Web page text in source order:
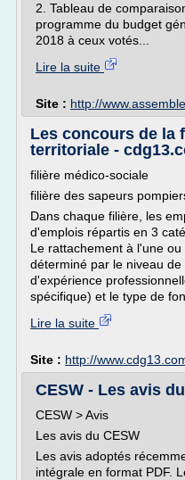
2. Tableau de
programme du budget
2018 à ceux votés...
Lire la suite
Site : http://
Les concours de la
territoriale -
filière médico-sociale
filière des sapeurs
Dans chaque filière, les
d'emplois répartis en 3
Le rattachement à l'une
déterminé par le niveau
d'expérience
spécifique) et le type de
Lire la suite
Site : http://
CESW - Les avis
CESW > Avis
Les avis du CESW
Les avis adoptés
intégrale en format PDF.